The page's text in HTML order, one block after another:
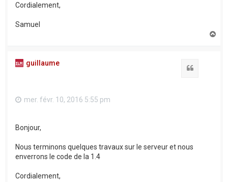
Cordialement,
Samuel
guillaume
mer. févr. 10, 2016 5:55 pm
Bonjour,
Nous terminons quelques travaux sur le serveur et nous
enverrons le code de la 1.4
Cordialement,